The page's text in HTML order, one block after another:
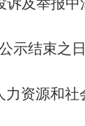
及举报
示结束之
资源和